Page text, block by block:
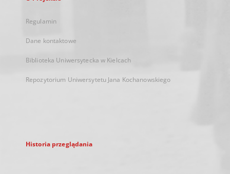
Regulamin
Dane kontaktowe
Biblioteka Uniwersytecka w Kielcach
Repozytorium Uniwersytetu Jana Kochanowskiego
Historia przeglądania